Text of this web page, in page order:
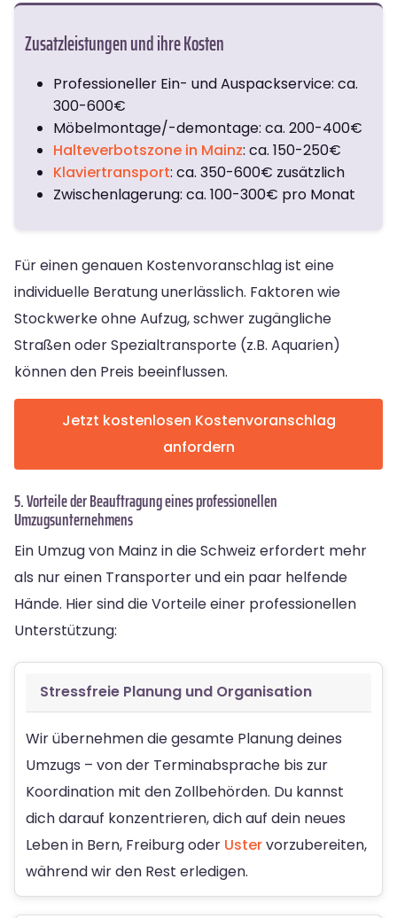
Zusatzleistungen und ihre Kosten
Professioneller Ein- und Auspackservice: ca.
300-600€
Möbelmontage/-demontage: ca. 200-400€
Halteverbotszone in Mainz: ca. 150-250€
Klaviertransport: ca. 350-600€ zusätzlich
Zwischenlagerung: ca. 100-300€ pro Monat
Für einen genauen Kostenvoranschlag ist eine
individuelle Beratung unerlässlich. Faktoren wie
Stockwerke ohne Aufzug, schwer zugängliche
Straßen oder Spezialtransporte (z.B. Aquarien)
können den Preis beeinflussen.
Jetzt kostenlosen Kostenvoranschlag
anfordern
5. Vorteile der Beauftragung eines professionellen
Umzugsunternehmens
Ein Umzug von Mainz in die Schweiz erfordert mehr
als nur einen Transporter und ein paar helfende
Hände. Hier sind die Vorteile einer professionellen
Unterstützung:
Stressfreie Planung und Organisation
Wir übernehmen die gesamte Planung deines
Umzugs – von der Terminabsprache bis zur
Koordination mit den Zollbehörden. Du kannst
dich darauf konzentrieren, dich auf dein neues
Leben in Bern, Freiburg oder Ustervorzubereiten,
während wir den Rest erledigen.